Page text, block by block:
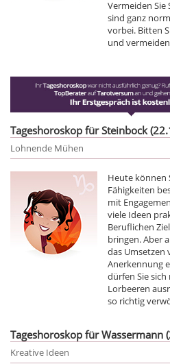
Vermeiden Sie
sind ganz
vorbei. Bitten
und
Tageshoroskop für Steinbock
Lohnende Mühen
Heute können
Fähigkeiten
mit
viele Ideen
Beruflichen
bringen. Aber
das Umsetzen
Anerkennung
dürfen Sie
Lorbeeren
so richtig
Tageshoroskop für Wassermann
Kreative Ideen